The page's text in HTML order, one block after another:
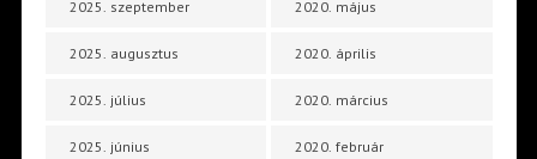
2025. szeptember
2025. augusztus
2025. július
2025. június
2020. május
2020. április
2020. március
2020. február